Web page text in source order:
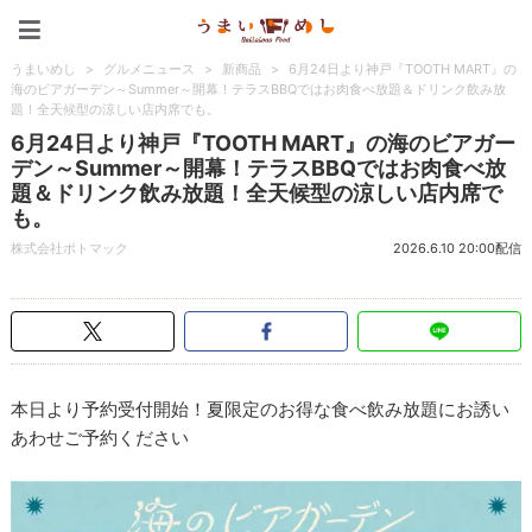
うまいめし > グルメニュース > 新商品 >
6月24日より神戸『TOOTH MART』の
海のビアガーデン～Summer～開幕！テラスBBQではお肉食べ放題＆ドリンク飲み放
題！全天候型の涼しい店内席でも。
6月24日より神戸『TOOTH MART』の海のビアガー
デン～Summer～開幕！テラスBBQではお肉食べ放
題＆ドリンク飲み放題！全天候型の涼しい店内席で
も。
株式会社ポトマック 2026.6.10 20:00配信
本日より予約受付開始！夏限定のお得な食べ飲み放題にお誘い
あわせご予約ください